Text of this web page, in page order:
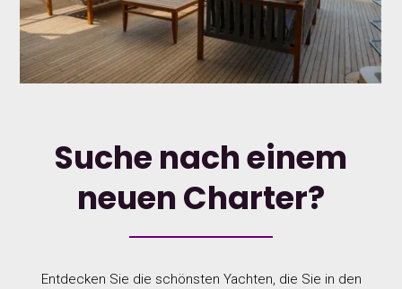
Suche nach einem
neuen Charter?
Entdecken Sie die schönsten Yachten, die Sie in den